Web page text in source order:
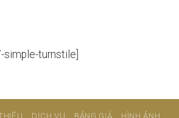
simple-turnstile]
DỊCH VỤ BẢNG GIÁ HÌNH ẢNH